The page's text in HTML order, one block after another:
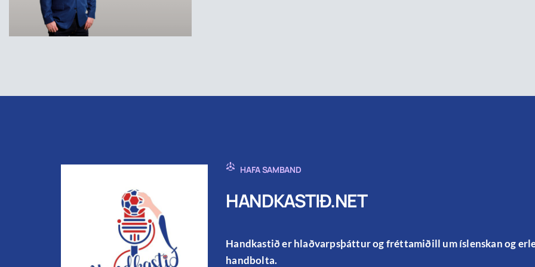
HAFA SAMBAND
HANDKASTIÐ.NET
Handkastið er hlaðvarpsþáttur og fréttamiðill um íslenskan og
handbolta.